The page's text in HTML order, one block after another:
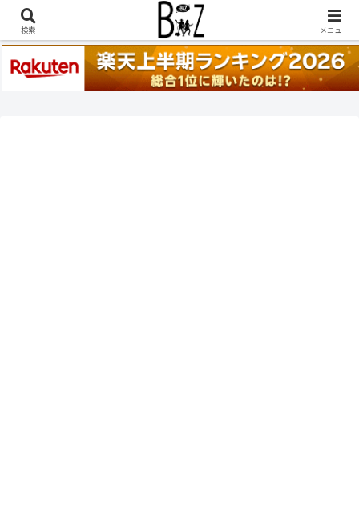
稲葉浩志『en-Zepp』『enⅣ』セトリ一覧はこちら
検索 メニュー